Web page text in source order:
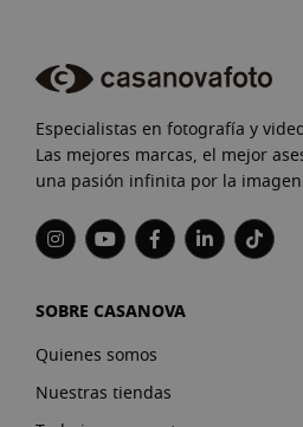
Especialistas en fotografía y
Las mejores marcas, el mejor
una pasión infinita por la
SOBRE CASANOVA
Quienes somos
Nuestras tiendas